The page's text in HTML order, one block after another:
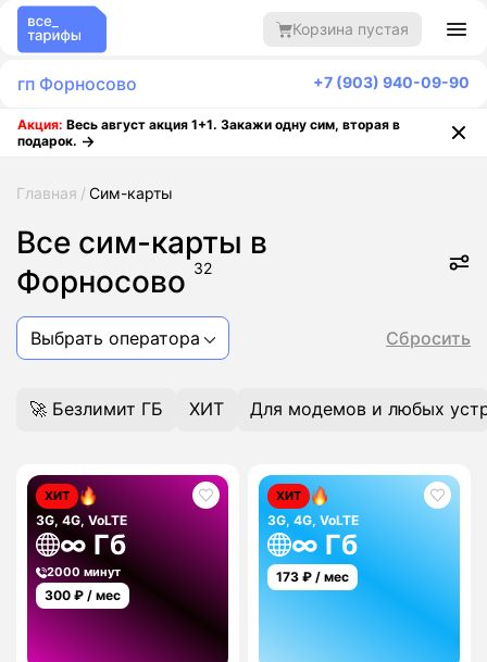
Корзина пустая
гп Форносово +7 (903) 940-09-90
Акция: Весь август акция 1+1. Закажи одну сим, вторая в
подарок.
Главная Сим-карты
Все сим-карты в
Форносово 32
Выбрать оператора Сбросить
🚀 Безлимит ГБ ХИТ Для модемов и любых
ХИТ
3G, 4G, VoLTE
∞ Гб
2000 минут
300 ₽ / мес
ХИТ
3G, 4G, VoLTE
∞ Гб
173 ₽ / мес